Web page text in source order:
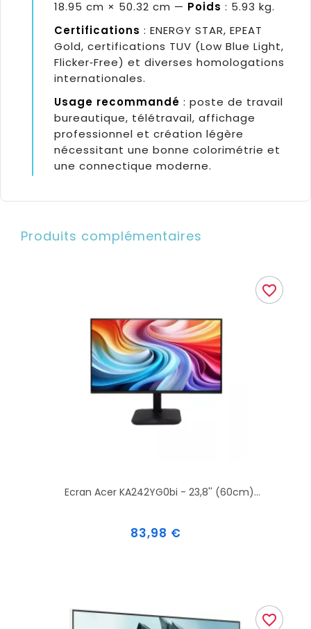
18.95 cm × 50.32 cm — Poids : 5.93 kg.
Certifications : ENERGY STAR, EPEAT
Gold, certifications TUV (Low Blue Light,
Flicker‑Free) et diverses homologations
internationales.
Usage recommandé : poste de travail
bureautique, télétravail, affichage
professionnel et création légère
nécessitant une bonne colorimétrie et
une connectique moderne.
Produits complémentaires
Ecran Acer KA242YG0bi - 23,8'' (60cm)...
Prix
83,98 €
favorite_border
favorite_border